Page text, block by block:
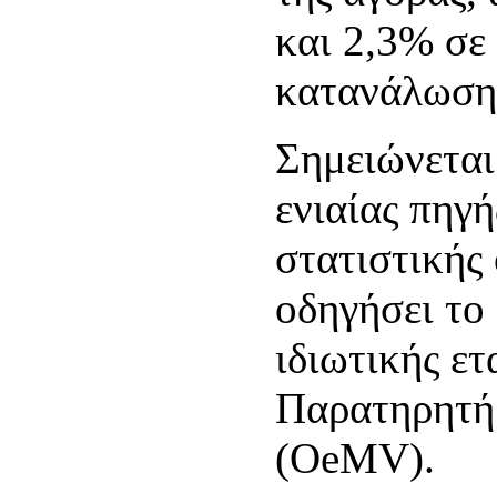
και 2,3% σε
ενιαίας
οδηγήσει
ιδιωτικής
(OeMV).